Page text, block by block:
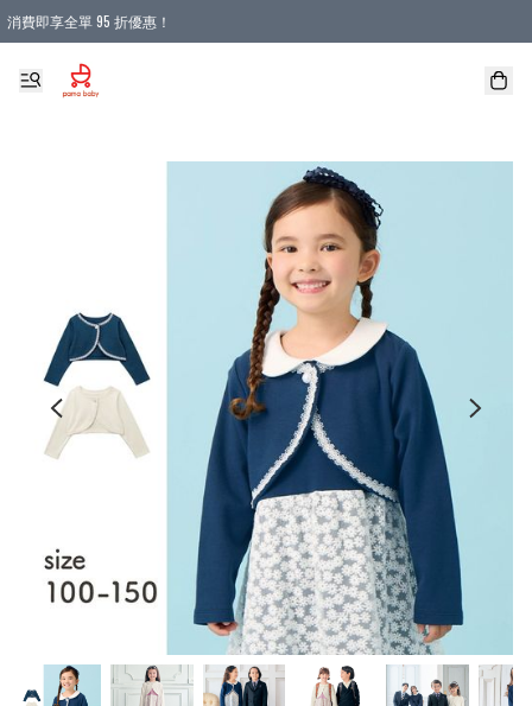
消費即享全單 95 折優惠！
購物滿 HKD 900.00即享免運費優惠！（適用於 本地送貨、本地取貨 )